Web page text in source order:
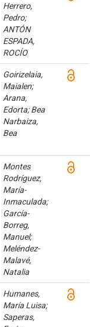
Herrero,
Pedro;
ANTÓN
ESPADA,
ROCÍO
Goirizelaia,
Maialen;
Arana,
Edorta; Bea
Narbaiza,
Bea
Montes
Rodríguez,
María-
Inmaculada;
García-
Borreg,
Manuel;
Meléndez-
Malavé,
Natalia
Humanes,
María Luisa;
Saperas,